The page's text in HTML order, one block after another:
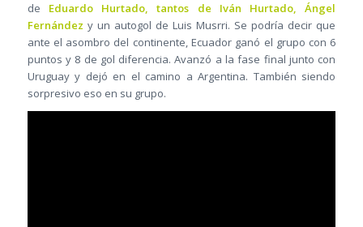
de Eduardo Hurtado, tantos de Iván Hurtado, Ángel
Fernández y un autogol de Luis Musrri. Se podría decir que
ante el asombro del continente, Ecuador ganó el grupo con 6
puntos y 8 de gol diferencia. Avanzó a la fase final junto con
Uruguay y dejó en el camino a Argentina. También siendo
sorpresivo eso en su grupo.